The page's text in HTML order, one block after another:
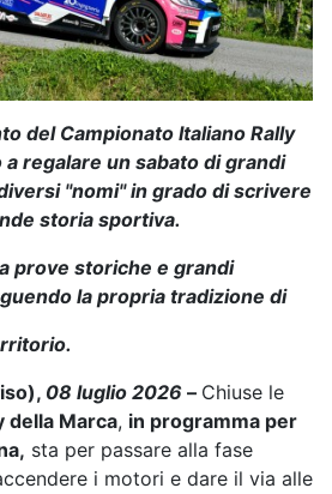
del Campionato Italiano Rally
regalare un sabato di grandi
"nomi" in grado di scrivere
storia sportiva.
prove storiche e grandi
la propria tradizione di
08 luglio 2026 – Chiuse le
della Marca, in programma per
sta per passare alla fase
i motori e dare il via alle